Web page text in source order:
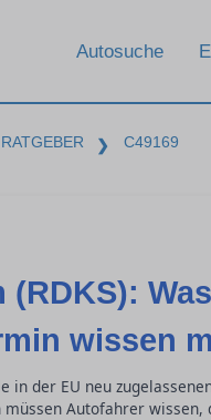
Autosuche
RATGEBER ❯ C49169
Was
wissen
in der EU neu
müssen Autofahrer wissen,